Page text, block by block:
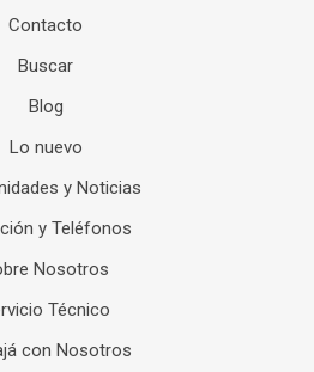
Contacto
Buscar
Blog
Lo nuevo
y Noticias
y Teléfonos
Nosotros
Técnico
con Nosotros